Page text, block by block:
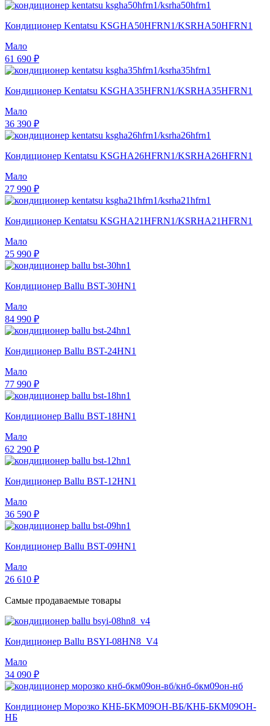
Кондиционер Kentatsu KSGHA50HFRN1/KSRHA50HFRN1
Мало
61 690 ₽
Кондиционер Kentatsu KSGHA35HFRN1/KSRHA35HFRN1
Мало
36 390 ₽
Кондиционер Kentatsu KSGHA26HFRN1/KSRHA26HFRN1
Мало
27 990 ₽
Кондиционер Kentatsu KSGHA21HFRN1/KSRHA21HFRN1
Мало
25 990 ₽
Кондиционер Ballu BST-30HN1
Мало
84 990 ₽
Кондиционер Ballu BST-24HN1
Мало
77 990 ₽
Кондиционер Ballu BST-18HN1
Мало
62 290 ₽
Кондиционер Ballu BST-12HN1
Мало
36 590 ₽
Кондиционер Ballu BST-09HN1
Мало
26 610 ₽
Самые продаваемые товары
Кондиционер Ballu BSYI-08HN8_V4
Мало
34 090 ₽
Кондиционер Морозко КНБ-БКМ09ОН-ВБ/КНБ-БКМ09ОН-
НБ